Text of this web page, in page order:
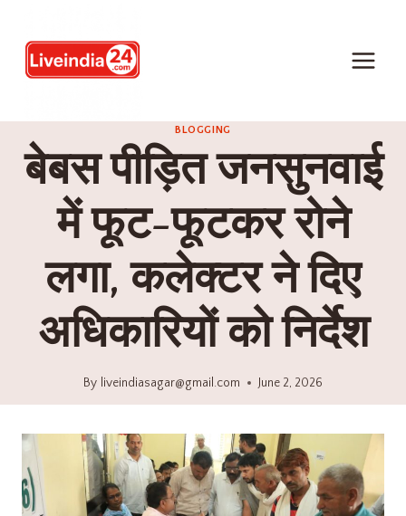
BLOGGING
बेबस पीड़ित जनसुनवाई
में फूट-फूटकर रोने
लगा, कलेक्टर ने दिए
अधिकारियों को निर्देश
By liveindiasagar@gmail.com June 2, 2026